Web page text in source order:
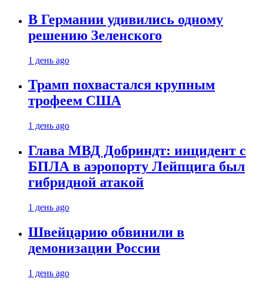
В Германии удивились одному
решению Зеленского
1 день ago
Трамп похвастался крупным
трофеем США
1 день ago
Глава МВД Добриндт: инцидент с
БПЛА в аэропорту Лейпцига был
гибридной атакой
1 день ago
Швейцарию обвинили в
демонизации России
1 день ago